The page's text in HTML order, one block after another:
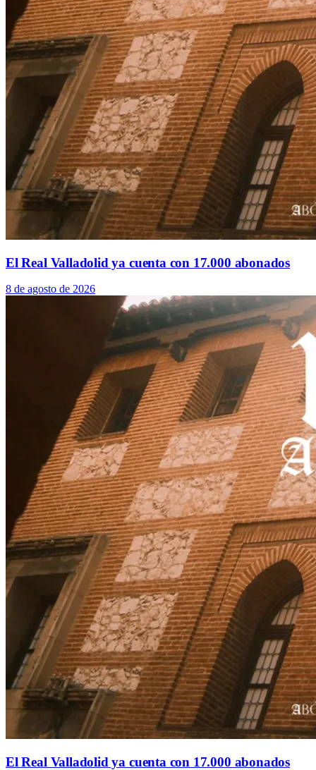
El Real Valladolid ya cuenta con 17.000 abonados
8 de agosto de 2026
El Real Valladolid ya cuenta con 17.000 abonados